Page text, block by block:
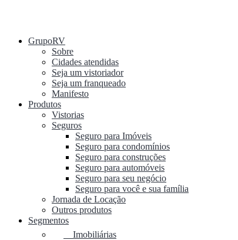
GrupoRV
Sobre
Cidades atendidas
Seja um vistoriador
Seja um franqueado
Manifesto
Produtos
Vistorias
Seguros
Seguro para Imóveis
Seguro para condomínios
Seguro para construções
Seguro para automóveis
Seguro para seu negócio
Seguro para você e sua família
Jornada de Locação
Outros produtos
Segmentos
Imobiliárias